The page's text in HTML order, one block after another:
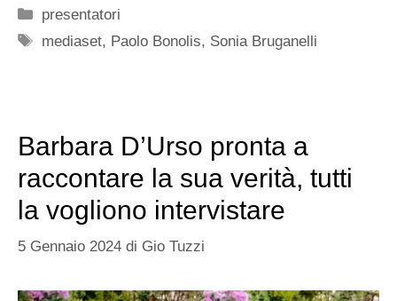
Categorie
presentatori
Tag
mediaset, Paolo Bonolis, Sonia Bruganelli
Barbara D’Urso pronta a
raccontare la sua verità, tutti
la vogliono intervistare
5 Gennaio 2024 di Gio Tuzzi